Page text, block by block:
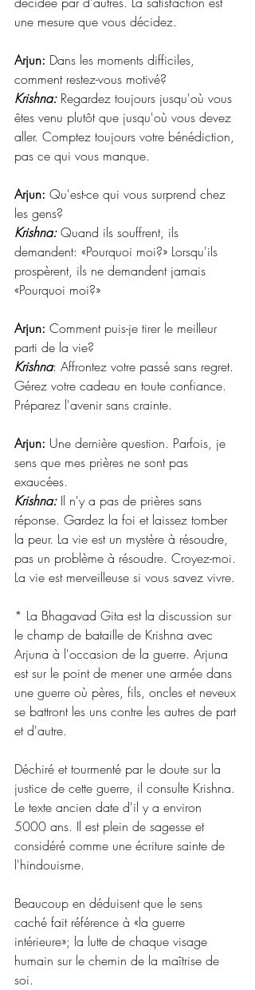
une mesure que vous décidez.
Arjun: Dans les moments difficiles,
comment restez-vous motivé?
Krishna: Regardez toujours jusqu'où vous
êtes venu plutôt que jusqu'où vous devez
aller. Comptez toujours votre bénédiction,
pas ce qui vous manque.
Arjun: Qu'est-ce qui vous surprend chez
les gens?
Krishna: Quand ils souffrent, ils
demandent: «Pourquoi moi?» Lorsqu'ils
prospèrent, ils ne demandent jamais
«Pourquoi moi?»
Arjun: Comment puis-je tirer le meilleur
parti de la vie?
Krishna: Affrontez votre passé sans regret.
Gérez votre cadeau en toute confiance.
Préparez l'avenir sans crainte.
Arjun: Une dernière question. Parfois, je
sens que mes prières ne sont pas
exaucées.
Krishna: Il n'y a pas de prières sans
réponse. Gardez la foi et laissez tomber
la peur. La vie est un mystère à résoudre,
pas un problème à résoudre. Croyez-moi.
La vie est merveilleuse si vous savez vivre.
* La Bhagavad Gita est la discussion sur
le champ de bataille de Krishna avec
Arjuna à l'occasion de la guerre. Arjuna
est sur le point de mener une armée dans
une guerre où pères, fils, oncles et neveux
se battront les uns contre les autres de part
et d'autre.
Déchiré et tourmenté par le doute sur la
justice de cette guerre, il consulte Krishna.
Le texte ancien date d'il y a environ
5000 ans. Il est plein de sagesse et
considéré comme une écriture sainte de
l'hindouisme.
Beaucoup en déduisent que le sens
caché fait référence à «la guerre
intérieure»; la lutte de chaque visage
humain sur le chemin de la maîtrise de
soi.